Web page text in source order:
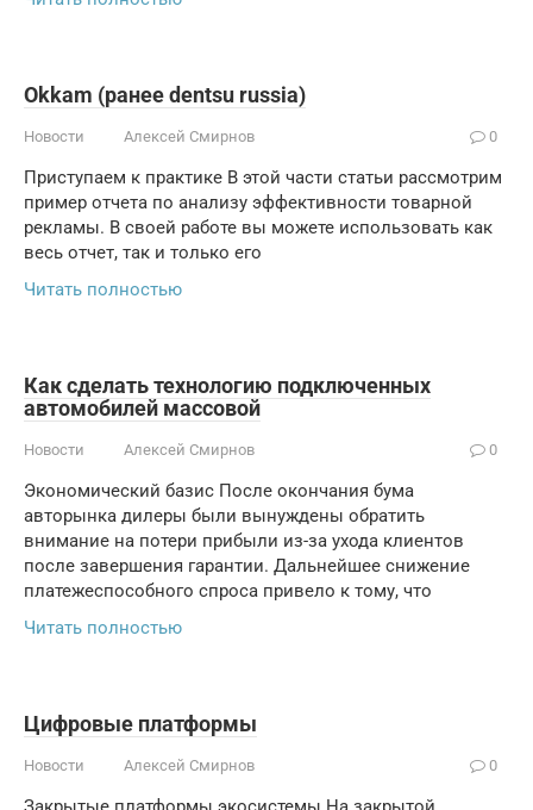
Okkam (ранее dentsu russia)
Новости Алексей Смирнов 0
Приступаем к практике В этой части статьи рассмотрим
пример отчета по анализу эффективности товарной
рекламы. В своей работе вы можете использовать как
весь отчет, так и только его
Читать полностью
Как сделать технологию подключенных
автомобилей массовой
Новости Алексей Смирнов 0
Экономический базис После окончания бума
авторынка дилеры были вынуждены обратить
внимание на потери прибыли из-за ухода клиентов
после завершения гарантии. Дальнейшее снижение
платежеспособного спроса привело к тому, что
Читать полностью
Цифровые платформы
Новости Алексей Смирнов 0